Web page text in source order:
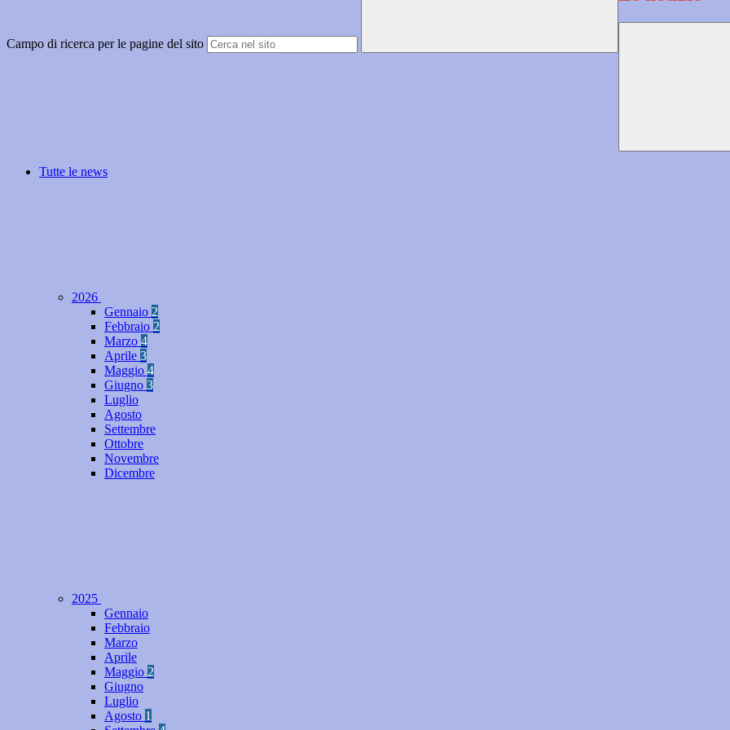
Campo di ricerca per le pagine del sito
Tutte le news
2026
Gennaio 2
Febbraio 2
Marzo 4
Aprile 3
Maggio 4
Giugno 3
Luglio
Agosto
Settembre
Ottobre
Novembre
Dicembre
2025
Gennaio
Febbraio
Marzo
Aprile
Maggio 2
Giugno
Luglio
Agosto 1